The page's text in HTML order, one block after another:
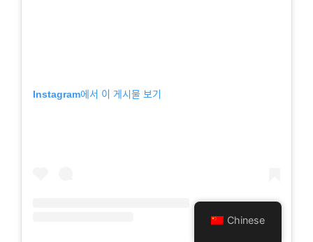
Instagram에서 이 게시물 보기
Chinese